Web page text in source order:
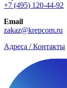
+7 (495) 120-44-92
Email
zakaz@krepcom.ru
Адреса / Контакты